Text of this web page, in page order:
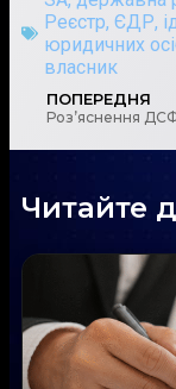
Реєстр, ЄДР,
юридичних
власник
ПОПЕРЕДНЯ
Читайте